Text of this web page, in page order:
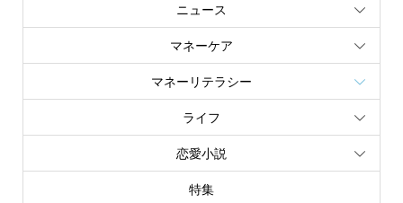
ニュース
マネーケア
マネーリテラシー
ライフ
恋愛小説
特集